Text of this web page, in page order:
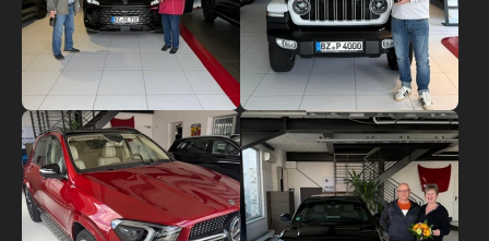
Show larger version Show larger version